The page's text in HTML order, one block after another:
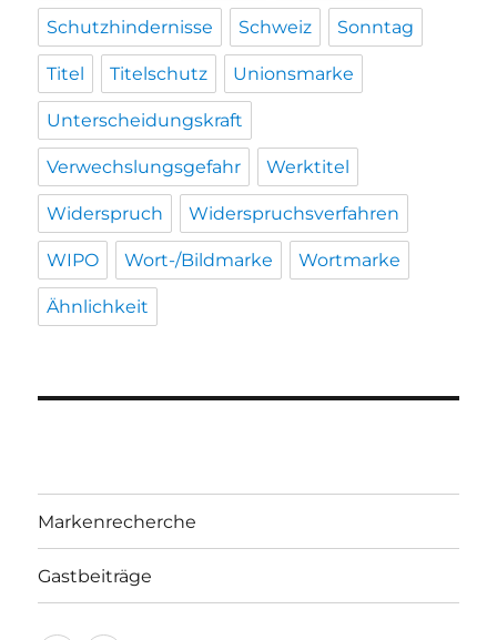
Schutzhindernisse Schweiz Sonntag
Titel Titelschutz Unionsmarke
Unterscheidungskraft
Verwechslungsgefahr Werktitel
Widerspruch Widerspruchsverfahren
WIPO Wort-/Bildmarke Wortmarke
Ähnlichkeit
Markenrecherche
Gastbeiträge